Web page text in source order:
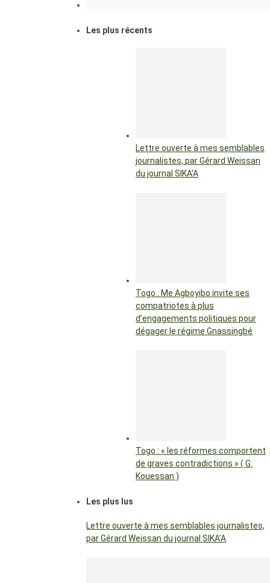
Les plus récents
Lettre ouverte à mes semblables
journalistes, par Gérard Weissan
du journal SIKA’A
Togo : Me Agboyibo invite ses
compatriotes à plus
d’engagements politiques pour
dégager le régime Gnassingbé
Togo : « les réformes comportent
de graves contradictions » ( G.
Kouessan )
Les plus lus
Lettre ouverte à mes semblables journalistes,
par Gérard Weissan du journal SIKA’A